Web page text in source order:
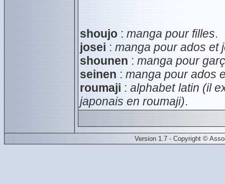
shoujo : manga pour filles.
josei : manga pour ados et
shounen : manga pour
seinen : manga pour ados
roumaji :alphabet latin (il
japonais en roumaji).
Version 1.7 - Copyright ©